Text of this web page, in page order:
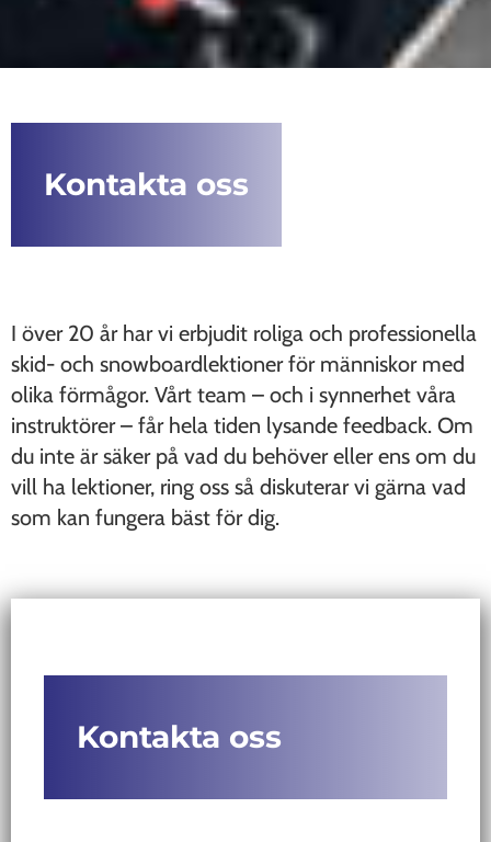
Kontakta oss
I över 20 år har vi erbjudit roliga och professionella
skid- och snowboardlektioner för människor med
olika förmågor. Vårt team – och i synnerhet våra
instruktörer – får hela tiden lysande feedback. Om
du inte är säker på vad du behöver eller ens om du
vill ha lektioner, ring oss så diskuterar vi gärna vad
som kan fungera bäst för dig.
Kontakta oss